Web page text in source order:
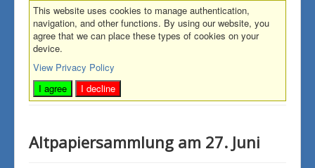
This website uses cookies to manage authentication,
navigation, and other functions. By using our website, you
agree that we can place these types of cookies on your
device.
View Privacy Policy
I agree
I decline
Altpapiersammlung am 27. Juni